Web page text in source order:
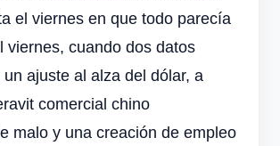
el viernes en que todo parecía
viernes, cuando dos datos
un ajuste al alza del dólar, a
comercial chino
malo y una creación de empleo